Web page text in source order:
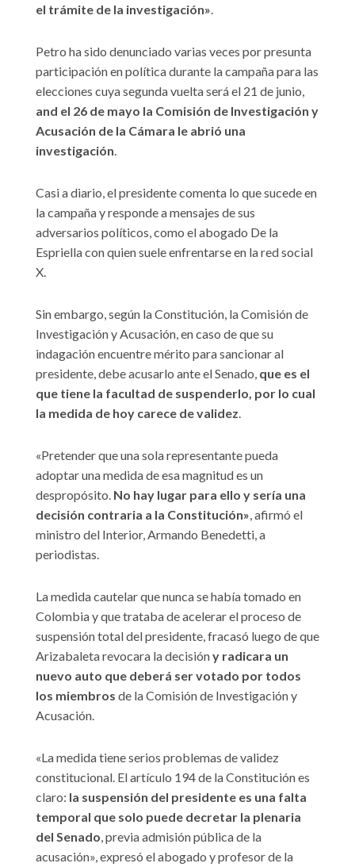
el trámite de la investigación»
Petro ha sido denunciado varias veces por presunta
participación en política durante la campaña para las
elecciones cuya segunda vuelta será el 21 de junio,
and el 26 de mayo la Comisión de Investigación y
Acusación de la Cámara le abrió una
investigación
Casi a diario, el presidente comenta lo que sucede en
la campaña y responde a mensajes de sus
adversarios políticos, como el abogado De la
Espriella con quien suele enfrentarse en la red social
X.
Sin embargo, según la Constitución, la Comisión de
Investigación y Acusación, en caso de que su
indagación encuentre mérito para sancionar al
presidente, debe acusarlo ante el Senado, que es el
que tiene la facultad de suspenderlo, por lo cual
la medida de hoy carece de validez
«Pretender que una sola representante pueda
adoptar una medida de esa magnitud es un
despropósito. No hay lugar para ello y sería una
decisión contraria a la Constitución» , afirmó el
ministro del Interior, Armando Benedetti, a
periodistas.
La medida cautelar que nunca se había tomado en
Colombia y que trataba de acelerar el proceso de
suspensión total del presidente, fracasó luego de que
Arizabaleta revocara la decisióny radicara un
nuevo auto que deberá ser votado por todos
los miembros de la Comisión de Investigación y
Acusación.
«La medida tiene serios problemas de validez
constitucional. El artículo 194 de la Constitución es
claro: la suspensión del presidente es una falta
temporal que solo puede decretar la plenaria
del Senado , previa admisión pública de la
acusación», expresó el abogado y profesor de la